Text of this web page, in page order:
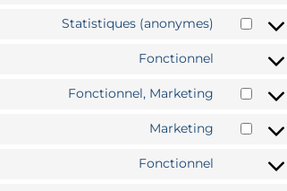
Statistiques (anonymes)
Fonctionnel
Fonctionnel, Marketing
Marketing
Fonctionnel